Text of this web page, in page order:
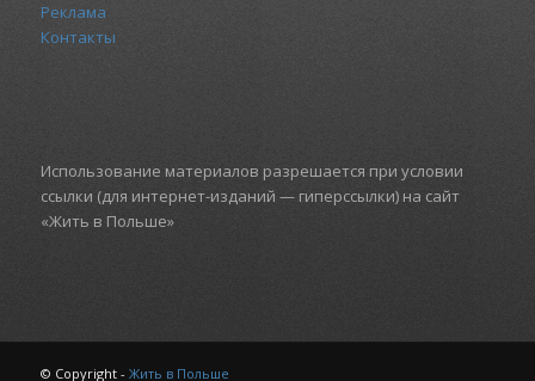
Реклама
Контакты
Использование материалов разрешается при условии
ссылки (для интернет-изданий — гиперссылки) на сайт
«Жить в Польше»
© Copyright - Жить в Польше